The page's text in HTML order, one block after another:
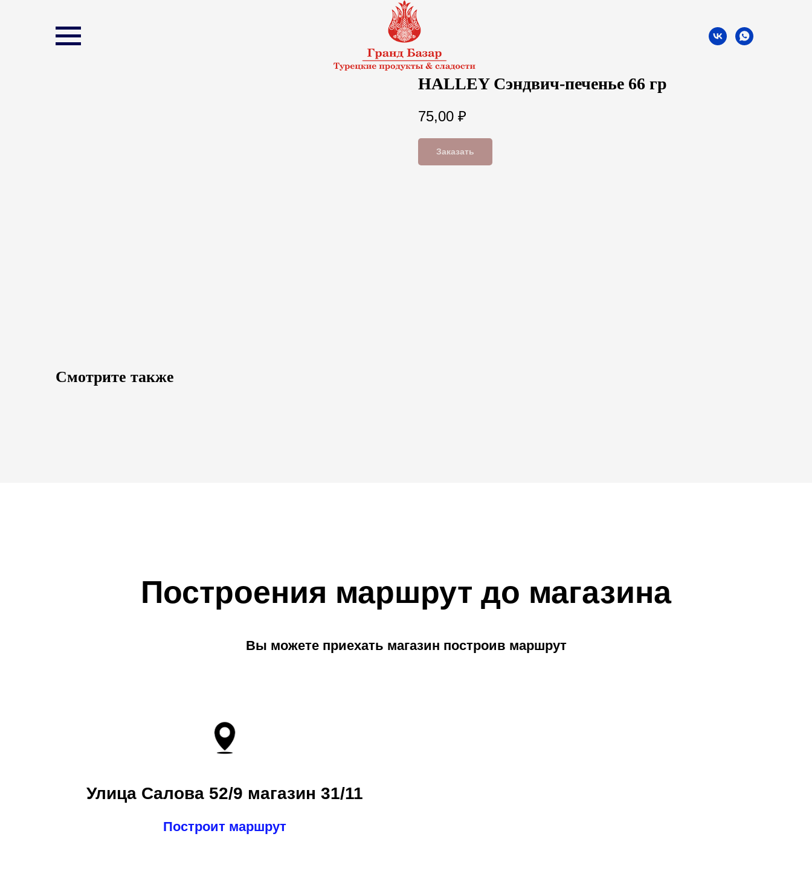
HALLEY Сэндвич-печенье 66 гр
75,00 ₽
Заказать
Смотрите также
Построения маршрут до магазина
Вы можете приехать магазин построив маршрут
Улица Салова 52/9 магазин 31/11
Построит маршрут